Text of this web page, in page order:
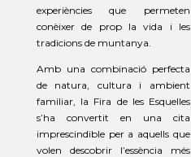
experiències que permeten
conèixer de prop la vida i les
tradicions de muntanya.
Amb una combinació perfecta
de natura, cultura i ambient
familiar, la Fira de les Esquelles
s’ha convertit en una cita
imprescindible per a aquells que
volen descobrir l’essència més